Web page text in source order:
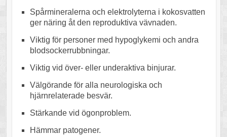
Spårmineralerna och elektrolyterna i kokosvatten
ger näring åt den reproduktiva vävnaden.
Viktig för personer med hypoglykemi och andra
blodsockerrubbningar.
Viktig vid över- eller underaktiva binjurar.
Välgörande för alla neurologiska och
hjärnrelaterade besvär.
Stärkande vid ögonproblem.
Hämmar patogener.